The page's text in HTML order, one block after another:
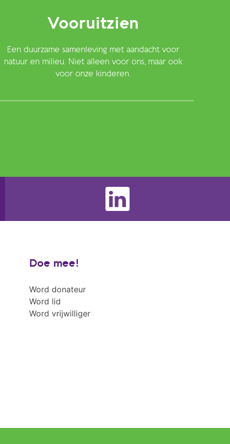
Vooruitzien
Een duurzame samenleving met aandacht voor
natuur en milieu. Niet alleen voor ons, maar ook
voor onze kinderen.
Doe mee!
Word donateur
Word lid
Word vrijwilliger